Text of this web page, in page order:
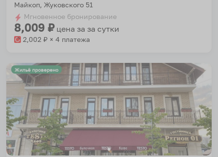
Майкоп, Жуковского 51
Мгновенное бронирование
8,009 ₽ цена за за сутки
2,002 ₽ × 4 платежа
Жильё проверено